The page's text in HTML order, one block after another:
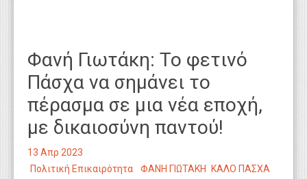
Φανή Γιωτάκη: Το φετινό
Πάσχα να σημάνει το
πέρασμα σε μια νέα εποχή,
με δικαιοσύνη παντού!
13 Απρ 2023
Πολιτική Επικαιρότητα
ΦΑΝΗ ΓΙΩΤΑΚΗ ΚΑΛΟ ΠΑΣΧΑ
Τεχνολογία
Εκπαίδευση
Υγεία
Γενικά
Βιβλιοθήκη Απόψεων